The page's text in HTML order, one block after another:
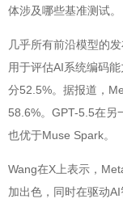
体涉及哪些基准测试。
几乎所有前沿模型的
用于评估AI系统编码
分52.5%。据报道，
58.6%。GPT-5.5在另
也优于Muse Spark。
Wang在X上表示，
加出色，同时在驱动AI